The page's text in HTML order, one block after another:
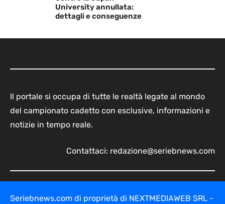
University annullata:
dettagli e conseguenze
Il portale si occupa di tutte le realtà legate al mondo
del campionato cadetto con esclusive, informazioni e
notizie in tempo reale.
Contattaci: redazione@seriebnews.com
Seriebnews.com di proprietà di NEXTMEDIAWEB SRL -